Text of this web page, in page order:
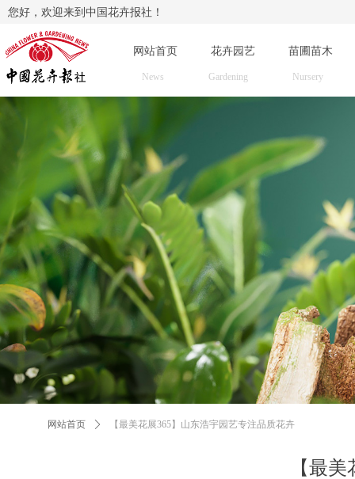
您好，欢迎来到中国花卉报社！
网站首页 花卉园艺 苗圃苗木
News Gardening Nursery
【最
网站首页 ꄲ 【最美花展365】山东浩宇园艺专注品质花卉